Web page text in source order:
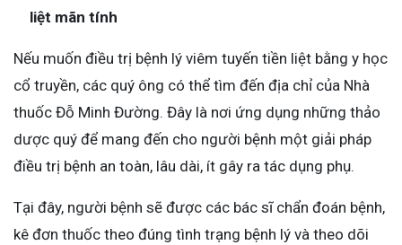
liệt mãn tính
Nếu muốn điều trị bệnh lý viêm tuyến tiền liệt bằng y học
cổ truyền, các quý ông có thể tìm đến địa chỉ của Nhà
thuốc Đỗ Minh Đường. Đây là nơi ứng dụng những thảo
dược quý để mang đến cho người bệnh một giải pháp
điều trị bệnh an toàn, lâu dài, ít gây ra tác dụng phụ.
Tại đây, người bệnh sẽ được các bác sĩ chẩn đoán bệnh,
kê đơn thuốc theo đúng tình trạng bệnh lý và theo dõi